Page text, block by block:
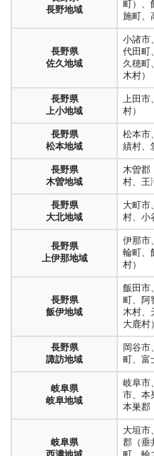
長野地域
町）、
施町、
長野県
佐久地域
小諸市
代田町
久穂町
木村）
長野県
上小地域
上田
村）
長野県
松本地域
松本市
績村、
長野県
木曽地域
木曽郡
村、王
長野県
大北地域
大町市
村、小
長野県
上伊那地域
伊那市
輪町、
村）
長野県
飯伊地域
飯田市
町、阿
木村、
大鹿村）
長野県
諏訪地域
岡谷市
町、富
岐阜県
岐阜地域
岐阜市
市、本
本巣郡
岐阜県
大垣市
郡（垂